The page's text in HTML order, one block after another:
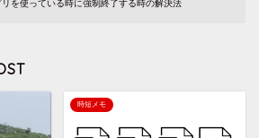
を使っている時に強制終了する時の解決法
時短メモ